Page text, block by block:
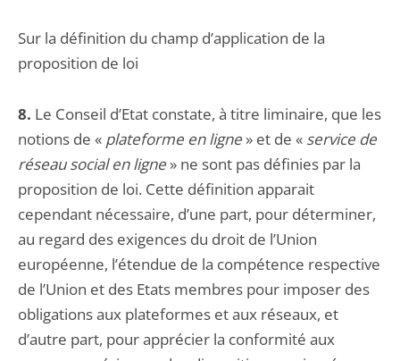
Sur la définition du champ d’application de la
proposition de loi
8. Le Conseil d’Etat constate, à titre liminaire, que les
notions de « plateforme en ligne » et de « service de
réseau social en ligne » ne sont pas définies par la
proposition de loi. Cette définition apparait
cependant nécessaire, d’une part, pour déterminer,
au regard des exigences du droit de l’Union
européenne, l’étendue de la compétence respective
de l’Union et des Etats membres pour imposer des
obligations aux plateformes et aux réseaux, et
d’autre part, pour apprécier la conformité aux